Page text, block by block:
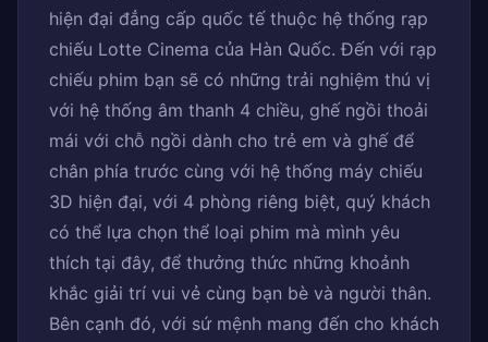
hiện đại đẳng cấp quốc tế thuộc hệ thống rạp
chiếu Lotte Cinema của Hàn Quốc. Đến với rạp
chiếu phim bạn sẽ có những trải nghiệm thú vị
với hệ thống âm thanh 4 chiều, ghế ngồi thoải
mái với chỗ ngồi dành cho trẻ em và ghế để
chân phía trước cùng với hệ thống máy chiếu
3D hiện đại, với 4 phòng riêng biệt, quý khách
có thể lựa chọn thể loại phim mà mình yêu
thích tại đây, để thưởng thức những khoảnh
khắc giải trí vui vẻ cùng bạn bè và người thân.
Bên cạnh đó, với sứ mệnh mang đến cho khách